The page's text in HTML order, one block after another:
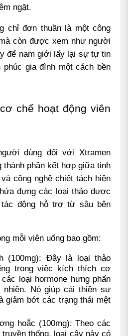
ngặt.
chỉ đơn thuần là một công
còn được xem như người
để nam giới lấy lại sự tự tin
phúc gia đình một cách bền
chế hoạt động viên
dùng đối với Xtramen
thành phần kết hợp giữa tinh
công nghệ chiết tách hiện
đựng các loại thảo dược
động hỗ trợ từ sâu bên
mỗi viên uống bao gồm:
(100mg): Đây là loại thảo
trong việc kích thích cơ
loại hormone hưng phấn
Nó giúp cải thiện sự
giảm bớt các trạng thái mệt
hoắc (100mg): Theo các
thống, loại cây này có